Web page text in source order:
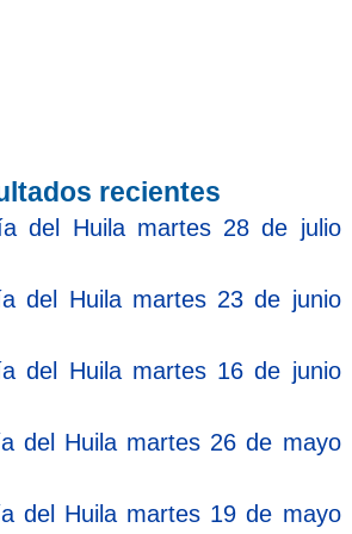
recientes
del Huila martes 28 de julio
del Huila martes 23 de junio
del Huila martes 16 de junio
del Huila martes 26 de mayo
del Huila martes 19 de mayo